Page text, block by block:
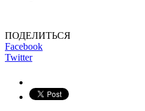
ПОДЕЛИТЬСЯ
Facebook
Twitter